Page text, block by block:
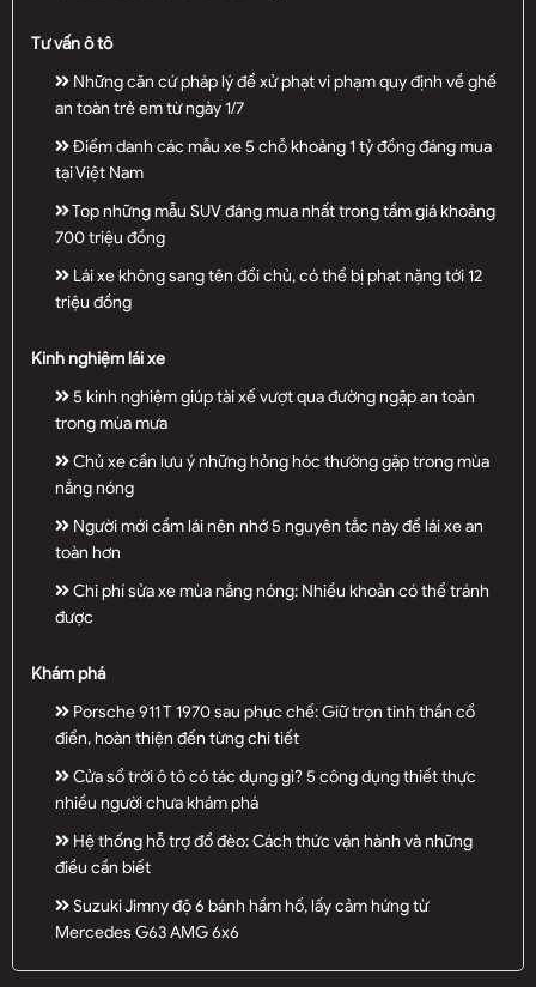
Tư vấn ô tô
Những căn cứ pháp lý để xử phạt vi phạm quy định về ghế
an toàn trẻ em từ ngày 1/7
Điểm danh các mẫu xe 5 chỗ khoảng 1 tỷ đồng đáng mua
tại Việt Nam
Top những mẫu SUV đáng mua nhất trong tầm giá khoảng
700 triệu đồng
Lái xe không sang tên đổi chủ, có thể bị phạt nặng tới 12
triệu đồng
Kinh nghiệm lái xe
5 kinh nghiệm giúp tài xế vượt qua đường ngập an toàn
trong mùa mưa
Chủ xe cần lưu ý những hỏng hóc thường gặp trong mùa
nắng nóng
Người mới cầm lái nên nhớ 5 nguyên tắc này để lái xe an
toàn hơn
Chi phí sửa xe mùa nắng nóng: Nhiều khoản có thể tránh
được
Khám phá
Porsche 911 T 1970 sau phục chế: Giữ trọn tinh thần cổ
điển, hoàn thiện đến từng chi tiết
Cửa sổ trời ô tô có tác dụng gì? 5 công dụng thiết thực
nhiều người chưa khám phá
Hệ thống hỗ trợ đổ đèo: Cách thức vận hành và những
điều cần biết
Suzuki Jimny độ 6 bánh hầm hố, lấy cảm hứng từ
Mercedes G63 AMG 6x6